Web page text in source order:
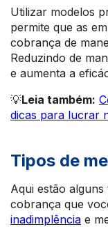
Utilizar modelos
permite que as
cobrança de
Reduzindo de
e aumenta a
💡Leia também:
dicas para lucrar
Tipos de
Aqui estão
cobrança que
inadimplência e